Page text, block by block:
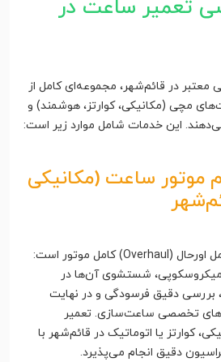
تعمیر ساعت در
معتبر در قائم‌شهر، مجموعه‌ای کامل از
مچی (مکانیکی، کوارتز، هوشمند) و
این خدمات شامل موارد زیر است:
موتور ساعت (مکانیکی
این عملیات تخصصی شامل اورحال (Overhaul) کامل موتور است:
شستشوی آن‌ها در
بررسی دقیق فرسودگی و در نهایت
تخصصی ساعت‌سازی. تعمیر
کوارتز یا اتوماتیک در قائم‌شهر با
دقیق انجام می‌پذیرد.